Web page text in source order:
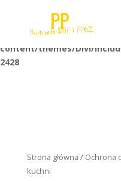
: Trying to access
/home/klient.dhosting.pl/
content/themes/Divi/
2428
Strona główna / Ochrona
kuchni